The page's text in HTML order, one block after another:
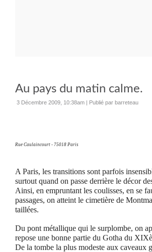
Au pays du matin calme.
3 Décembre 2009, 10:38am | Publié par barreteau
Rue Caulaincourt - 75018 Paris
A Paris, les transitions sont parfois
surtout quand on passe derrière le décor
Ainsi, en empruntant les coulisses, en se
passages, on atteint le cimetière de
taillées.
Du pont métallique qui le surplombe, on
repose une bonne partie du Gotha du
De la tombe la plus modeste aux caveaux